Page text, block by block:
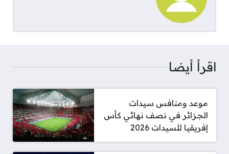
اقرأ أيضا
موعد ومنافس سيدات
الجزائر في نصف نهائي كأس
إفريقيا للسيدات 2026